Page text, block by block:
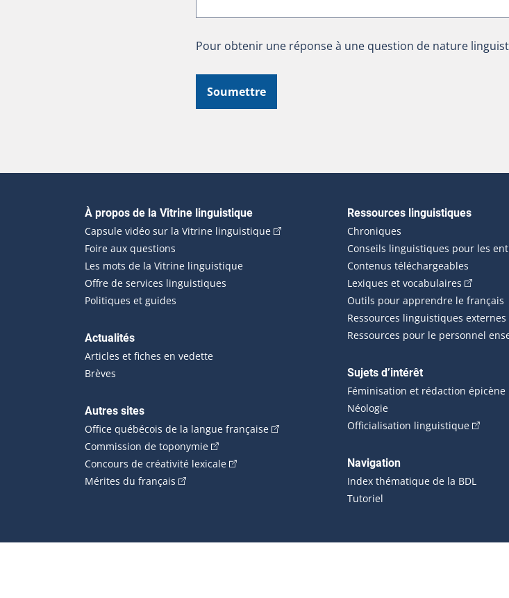
Pour obtenir une réponse à une question de nature
Soumettre
Navigation principale
À propos de la Vitrine linguistique
Capsule vidéo sur la Vitrine linguistique(Cet hyperlien externe s'ouvrira dans une nouvelle
Foire aux questions
Les mots de la Vitrine linguistique
Offre de services linguistiques
Politiques et guides
Actualités
Articles et fiches en vedette
Brèves
Autres sites
Office québécois de la langue française(Cet hyperlien externe s'ouvrira dans une nouvelle
Commission de toponymie(Cet hyperlien externe s'ouvrira dans une nouvelle fenêtre.)
Concours de créativité lexicale(Cet hyperlien externe s'ouvrira dans une nouvelle fenêtre.)
Mérites du français (Cet hyperlien externe s'ouvrira dans une nouvelle fenêtre.)
Ressources linguistiques
Chroniques
Conseils linguistiques pour les
Contenus téléchargeables
Lexiques et vocabulaires (Cet
Outils pour apprendre le français
Ressources linguistiques externes
Ressources pour le personnel
Sujets d’intérêt
Féminisation et rédaction épicène
Néologie
Officialisation linguistique(Cet
Navigation
Index thématique de la BDL
Tutoriel